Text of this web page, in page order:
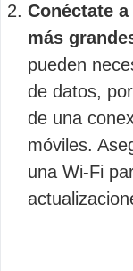
Conéctate
más
pueden
de datos,
de una
móviles.
una Wi-Fi